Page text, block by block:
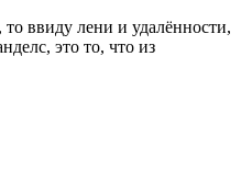
ввиду лени и удалённости,
это то, что из